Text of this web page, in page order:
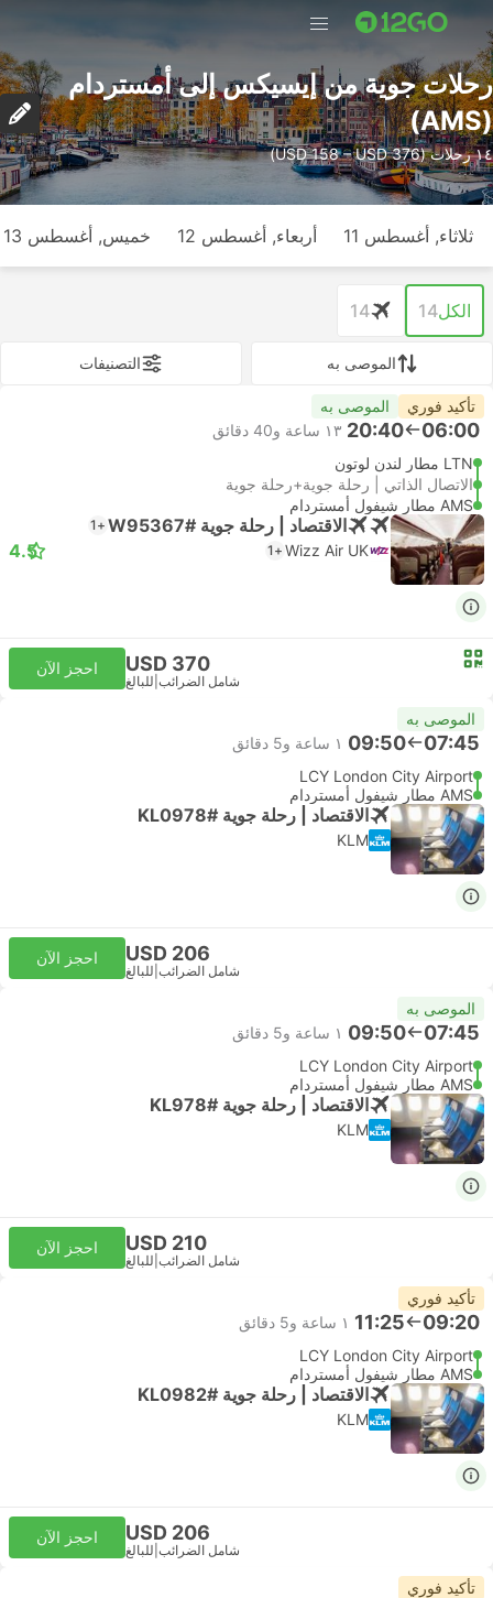
رحلات جوية من إيسيكس إلى أمستردام
(AMS)
١٤ رحلات (USD 158 – USD 376)
ثلاثاء, أغسطس 11 أربعاء, أغسطس 12 خميس, أغسطس 13
الكل14
14
الموصى به التصنيفات
تأكيد فوري الموصى به
06:00
20:40 ١٣ ساعة و‫40 دقائق
LTN مطار لندن لوتون
الاتصال الذاتي | رحلة جوية+رحلة جوية
AMS مطار شيفول أمستردام
الاقتصاد | رحلة جوية #W95367 +1
Wizz Air UK
+1
4.5
USD 370
شامل الضرائب للبالغ
احجز الآن
الموصى به
07:45
09:50 ١ ساعة و‫5 دقائق
LCY London City Airport
AMS مطار شيفول أمستردام
الاقتصاد | رحلة جوية #KL0978
KLM
USD 206
شامل الضرائب للبالغ
احجز الآن
الموصى به
07:45
09:50 ١ ساعة و‫5 دقائق
LCY London City Airport
AMS مطار شيفول أمستردام
الاقتصاد | رحلة جوية #KL978
KLM
USD 210
شامل الضرائب للبالغ
احجز الآن
تأكيد فوري
09:20
11:25 ١ ساعة و‫5 دقائق
LCY London City Airport
AMS مطار شيفول أمستردام
الاقتصاد | رحلة جوية #KL0982
KLM
USD 206
شامل الضرائب للبالغ
احجز الآن
تأكيد فوري